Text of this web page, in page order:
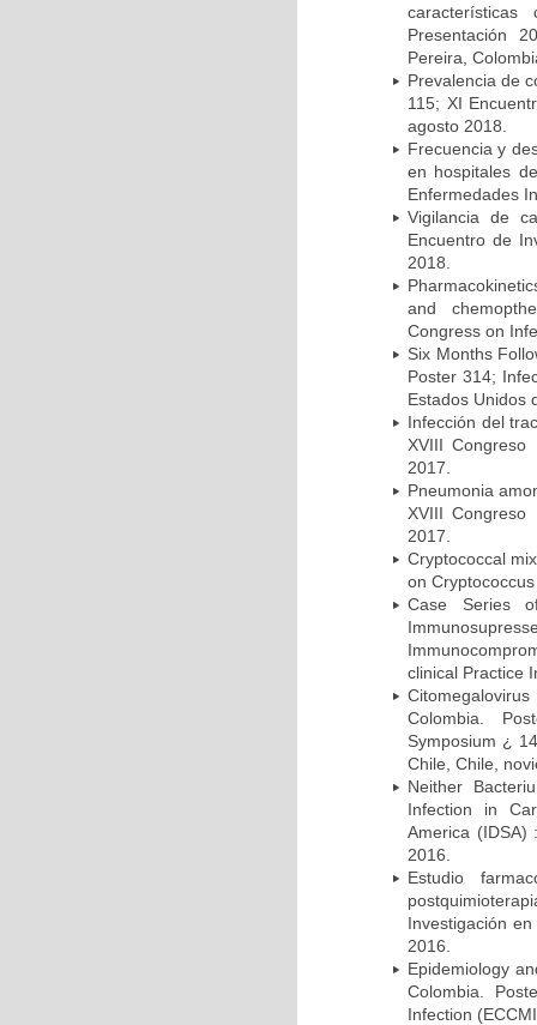
Presentación
Pereira,
Prevalencia de
115; XI
agosto 2018.
Frecuencia y
en hospitales
Enfermedades
Vigilancia de
Encuentro de
2018.
and
Congress on
Six Months
Poster 314;
Estados Unidos
Infección del
XVIII
2017.
Pneumonia
XVIII
2017.
Cryptococcal
on
Case Series
clinical Practice
Colombia.
Symposium ¿
Chile, Chile,
Neither
Infection in
America (IDSA)
2016.
Estudio
Investigación
2016.
Epidemiology
Colombia.
Infection